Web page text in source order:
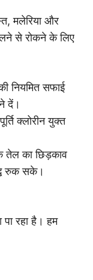
मलेरिया और
से रोकने के लिए
नियमित सफाई
दें।
क्लोरीन युक्त
तेल का छिड़काव
रुक सके।
पा रहा है। हम